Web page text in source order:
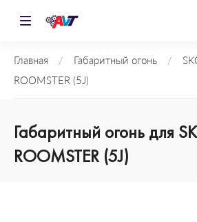
Главная / Габаритный огонь /
ROOMSTER (5J)
Габаритный огонь для
ROOMSTER (5J)